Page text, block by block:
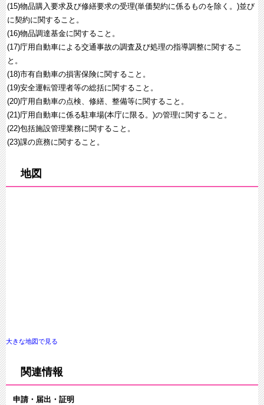
(15)物品購入要求及び修繕要求の受理(単価契約に係るものを除く。)並び
に契約に関すること。
(16)物品調達基金に関すること。
(17)庁用自動車による交通事故の調査及び処理の指導調整に関するこ
と。
(18)市有自動車の損害保険に関すること。
(19)安全運転管理者等の総括に関すること。
(20)庁用自動車の点検、修繕、整備等に関すること。
(21)庁用自動車に係る駐車場(本庁に限る。)の管理に関すること。
(22)包括施設管理業務に関すること。
(23)課の庶務に関すること。
地図
大きな地図で見る
関連情報
申請・届出・証明